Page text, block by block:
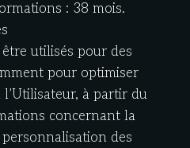
: 38 mois.
utilisés pour des
pour optimiser
à partir du
concernant la
personnalisation des